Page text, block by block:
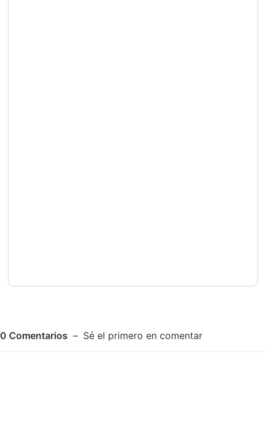
0 Comentarios Sé el primero en comentar